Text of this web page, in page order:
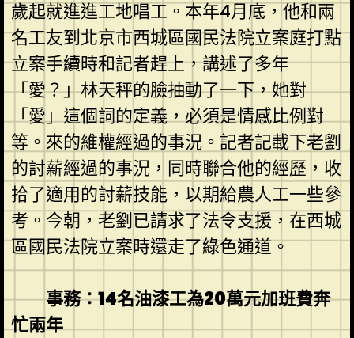
歲起就進進工地唱工。本年4月底，他和兩
名工友到北京市西城區國民法院立案庭打點
立案手續時和記者趕上，講述了多年
「愛？」林天秤的臉抽動了一下，她對
「愛」這個詞的定義，必須是情感比例對
等。來的維權經過的事況。記者記載下老劉
的討薪經過的事況，同時聯合他的經歷，收
拾了適用的討薪技能，以期給農人工一些參
考。今朝，老劉已請求了法令支援，在西城
區國民法院立案時還走了綠色通道。
事務：14名油漆工為20萬元加班費奔
忙兩年